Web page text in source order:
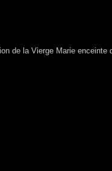
de la Vierge Marie